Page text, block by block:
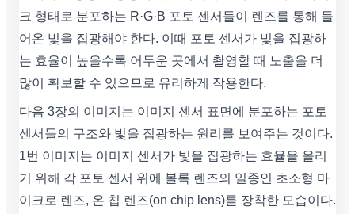
크 형태로 분포하는 R·G·B 포토 센서들이 렌즈를 통해 들
어온 빛을 집광해야 한다. 이때 포토 센서가 빛을 집광하
는 효율이 높을수록 어두운 곳에서 촬영할 때 노출을 더
많이 확보할 수 있으므로 유리하게 작용한다.
다음 3장의 이미지는 이미지 센서 표면에 분포하는 포토
센서들의 구조와 빛을 집광하는 원리를 보여주는 것이다.
1번 이미지는 이미지 센서가 빛을 집광하는 효율을 올리
기 위해 각 포토 센서 위에 볼록 렌즈의 일종인 초소형 마
이크로 렌즈, 온 칩 렌즈(on chip lens)를 장착한 모습이다.